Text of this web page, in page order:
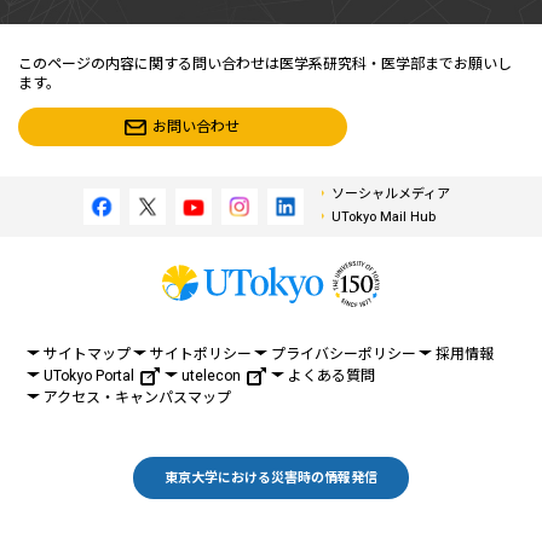
このページの内容に関する問い合わせは医学系研究科・医学部までお願いし
ます。
お問い合わせ
ソーシャルメディア
UTokyo Mail Hub
サイトマップ サイトポリシー プライバシーポリシー
採用情報
UTokyo Portal
utelecon
よくある質問
アクセス・キャンパスマップ
東京大学における災害時の情報発信